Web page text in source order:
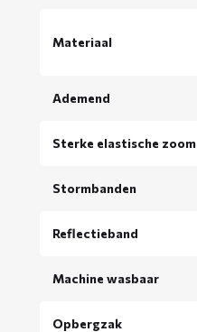
Materiaal
Ademend
Sterke elastische zoom
Stormbanden
Reflectieband
Machine wasbaar
Opbergzak